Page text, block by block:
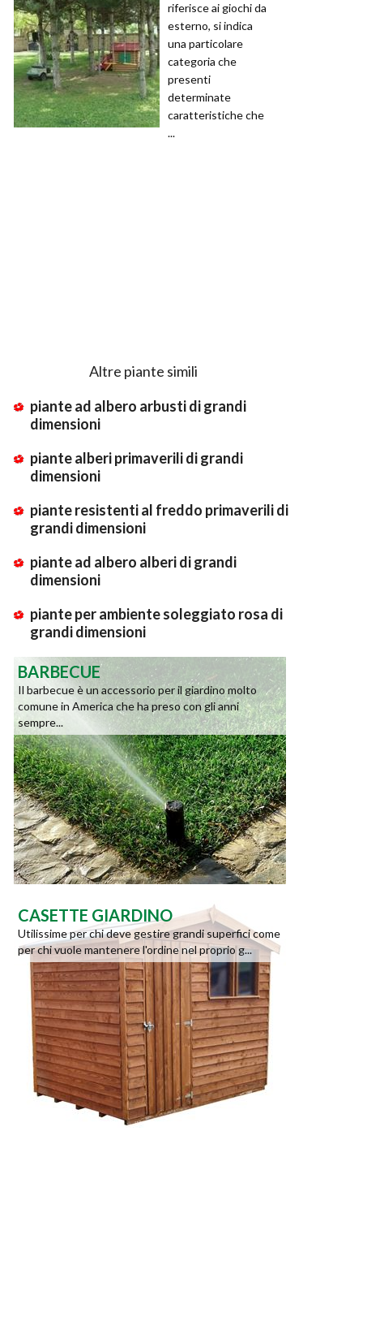
riferisce ai giochi da
esterno, si indica
una particolare
categoria che
presenti
determinate
caratteristiche che
...
Altre piante simili
piante ad albero arbusti di grandi
dimensioni
piante alberi primaverili di grandi
dimensioni
piante resistenti al freddo primaverili di
grandi dimensioni
piante ad albero alberi di grandi
dimensioni
piante per ambiente soleggiato rosa di
grandi dimensioni
BARBECUE
Il barbecue è un accessorio per il giardino molto
comune in America che ha preso con gli anni
sempre...
CASETTE GIARDINO
Utilissime per chi deve gestire grandi superfici come
per chi vuole mantenere l'ordine nel proprio g...